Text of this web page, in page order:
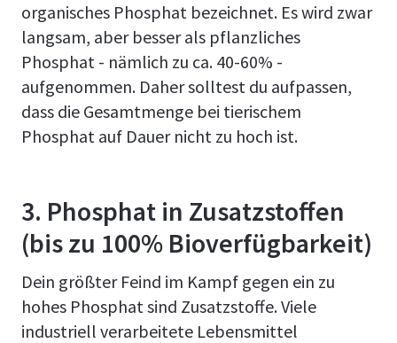
organisches Phosphat bezeichnet. Es wird zwar
langsam, aber besser als pflanzliches
Phosphat - nämlich zu ca. 40-60% -
aufgenommen. Daher solltest du aufpassen,
dass die Gesamtmenge bei tierischem
Phosphat auf Dauer nicht zu hoch ist.
3. Phosphat in Zusatzstoffen
(bis zu 100% Bioverfügbarkeit)
Dein größter Feind im Kampf gegen ein zu
hohes Phosphat sind Zusatzstoffe. Viele
industriell verarbeitete Lebensmittel